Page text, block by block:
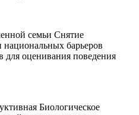
семьи Снятие
барьеров
для оценивания поведения
Биологическое